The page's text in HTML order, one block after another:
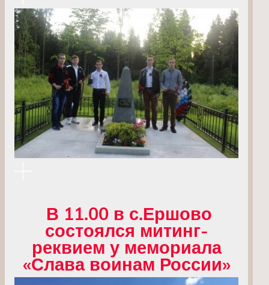
В 11.00 в с.Ершово
состоялся митинг-
реквием у мемориала
«Слава воинам России»